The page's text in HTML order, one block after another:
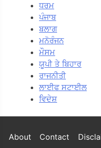
ਧਰਮ
ਪੰਜਾਬ
ਬਲਾਗ
ਮਨੋਰੰਜਨ
ਮੌਸਮ
ਯੂਪੀ ਤੇ ਬਿਹਾਰ
ਰਾਜਨੀਤੀ
ਲਾਈਫ ਸਟਾਈਲ
ਵਿਦੇਸ਼
About Contact